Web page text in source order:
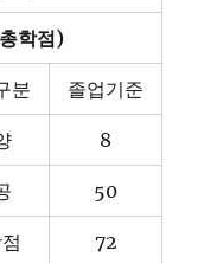
학점)
분 졸업기준
8
50
72